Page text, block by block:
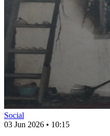
Social
03 Jun 2026 • 10:15